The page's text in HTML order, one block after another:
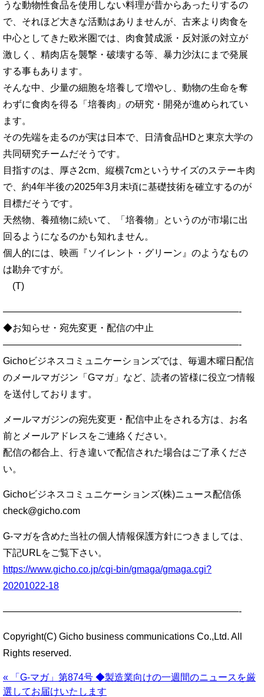
うな動物性食品を使用しない料理が昔からあったりするの
で、それほど大きな活動はありませんが、古来より肉食を
中心としてきた欧米圏では、肉食賛成派・反対派の対立が
激しく、精肉店を襲撃・破壊する等、暴力沙汰にまで発展
する事もあります。
そんな中、少量の細胞を培養して増やし、動物の生命を奪
わずに食肉を得る「培養肉」の研究・開発が進められてい
ます。
その先端を走るのが実は日本で、日清食品HDと東京大学の
共同研究チームだそうです。
目指すのは、厚さ2cm、縦横7cmというサイズのステーキ肉
で、約4年半後の2025年3月末頃に基礎技術を確立するのが
目標だそうです。
天然物、養殖物に続いて、「培養物」というのが市場に出
回るようになるのかも知れません。
個人的には、映画『ソイレント・グリーン』のようなもの
は勘弁ですが。
(T)
—————————————————————————-
◆お知らせ・宛先変更・配信の中止
—————————————————————————-
Gichoビジネスコミュニケーションズでは、毎週木曜日配信
のメールマガジン「Gマガ」など、読者の皆様に役立つ情報
を送付しております。
メールマガジンの宛先変更・配信中止をされる方は、お名
前とメールアドレスをご連絡ください。
配信の都合上、行き違いで配信された場合はご了承くださ
い。
Gichoビジネスコミュニケーションズ(株)ニュース配信係
check@gicho.com
G-マガを含めた当社の個人情報保護方針につきましては、
下記URLをご覧下さい。
https://www.gicho.co.jp/cgi-bin/gmaga/gmaga.cgi?
20201022-18
—————————————————————————-
Copyright(C) Gicho business communications Co.,Ltd. All
Rights reserved.
« 「G-マガ」第874号 ◆製造業向けの一週間のニュースを厳
選してお届けいたします